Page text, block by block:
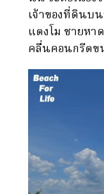
เจ้าของที่ดินบ
แตงโม ชายห
คลื่นคอนกรีตข